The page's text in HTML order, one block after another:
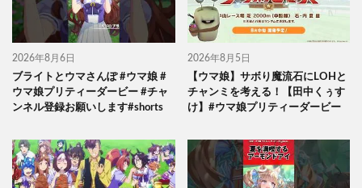
2026年8月6日
ブライトとウマさんぽ #ウマ娘 #
ウマ娘プリティーダービー #チャ
ンネル登録お願いします#shorts
2026年8月5日
【ウマ娘】サボり魔流石にLOHと
チャンミを考える！【田中くぅす
け】#ウマ娘プリティーダービー